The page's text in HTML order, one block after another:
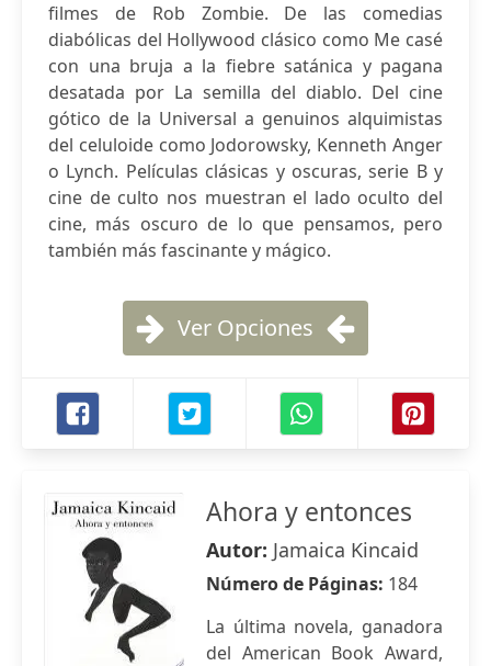
filmes de Rob Zombie. De las comedias
diabólicas del Hollywood clásico como Me casé
con una bruja a la fiebre satánica y pagana
desatada por La semilla del diablo. Del cine
gótico de la Universal a genuinos alquimistas
del celuloide como Jodorowsky, Kenneth Anger
o Lynch. Películas clásicas y oscuras, serie B y
cine de culto nos muestran el lado oculto del
cine, más oscuro de lo que pensamos, pero
también más fascinante y mágico.
Ver Opciones
Ahora y entonces
Autor: Jamaica Kincaid
Número de Páginas: 184
La última novela, ganadora
del American Book Award,